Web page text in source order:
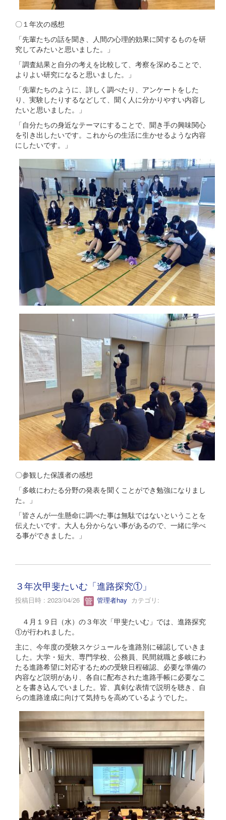
〇１年次の感想
「先輩たちの話を聞き、人間の心理的効果に関するものを研
究してみたいと思いました。」
「調査結果と自分の考えを比較して、考察を深めることで、
よりよい研究になると思いました。」
「先輩たちのように、詳しく調べたり、アンケートをした
り、実験したりするなどして、聞く人に分かりやすい内容し
たいと思いました。」
「自分たちの身近なテーマにすることで、聞き手の興味関心
を引き出したいです。これからの生活に生かせるような内容
にしたいです。」
〇参観した保護者の感想
「多岐にわたる分野の発表を聞くことができ勉強になりまし
た。」
「皆さんが一生懸命に調べた事は無駄ではないということを
伝えたいです。大人も分からない事があるので、一緒に学べ
る事ができました。」
３年次甲斐たいむ「進路探究①」
投稿日時 : 2023/04/26 管理者hay カテゴリ:
４月１９日（水）の３年次「甲斐たいむ」では、進路探究
①が行われました。
主に、今年度の受験スケジュールを進路別に確認していきま
した。大学・短大、専門学校、公務員、民間就職と多岐にわ
たる進路希望に対応するための受験日程確認、必要な準備の
内容など説明があり、各自に配布された進路手帳に必要なこ
とを書き込んでいました。皆、真剣な表情で説明を聴き、自
らの進路達成に向けて気持ちを高めているようでした。